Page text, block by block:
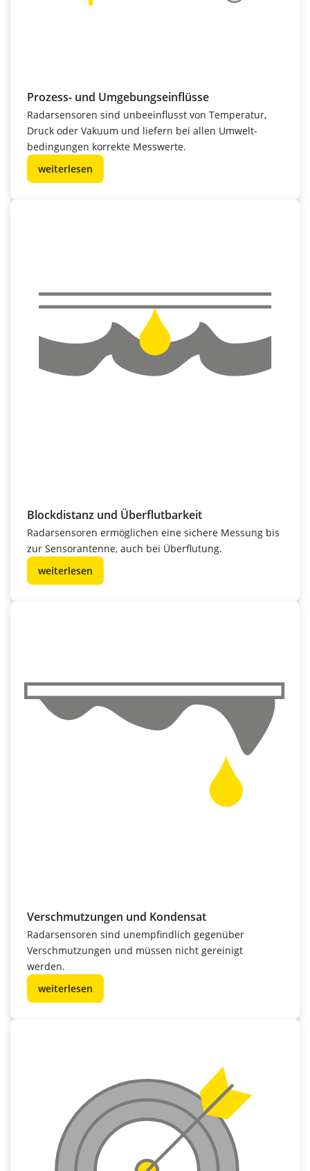
Prozess- und Umgebungseinflüsse
Radarsensoren sind unbeeinflusst von Temperatur,
Druck oder Vakuum und liefern bei allen Umwelt­
bedingungen korrekte Messwerte.
weiterlesen
Blockdistanz und Überflutbarkeit
Radarsensoren ermöglichen eine sichere Messung bis
zur Sensorantenne, auch bei Überflutung.
weiterlesen
Verschmutzungen und Kondensat
Radarsensoren sind unempfindlich gegenüber
Verschmutzungen und müssen nicht gereinigt
werden.
weiterlesen